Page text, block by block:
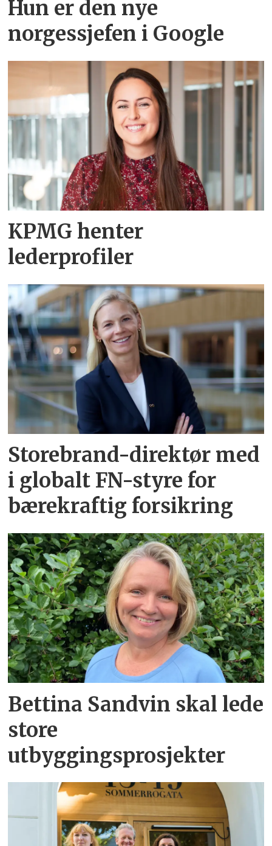
Hun er den nye
norgessjefen i Google
KPMG henter
lederprofiler
Storebrand-direktør med
i globalt FN-styre for
bærekraftig forsikring
Bettina Sandvin skal lede
store
utbyggingsprosjekter